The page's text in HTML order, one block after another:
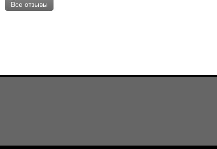
Все отзывы